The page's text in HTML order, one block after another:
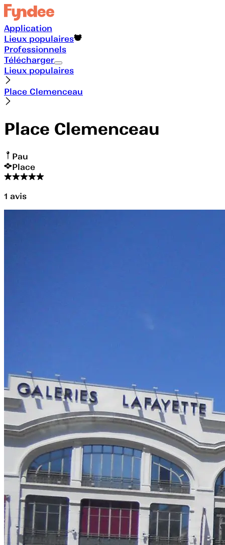
Application
Lieux populaires
Professionnels
Télécharger
Lieux populaires
Place Clemenceau
Place Clemenceau
Pau
Place
1 avis